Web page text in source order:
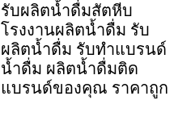
รับผลิตน้ำดื่มสัตหีบ
โรงงานผลิตน้ำดื่ม รับ
ผลิตน้ำดื่ม รับทำแบรนด์
น้ำดื่ม ผลิตน้ำดื่มติด
แบรนด์ของคุณ ราคาถูก